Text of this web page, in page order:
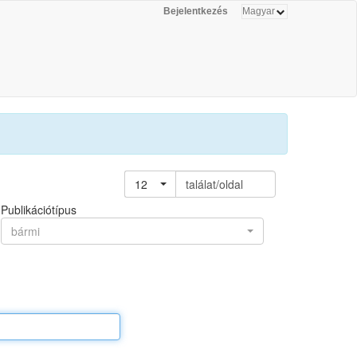
Bejelentkezés
12
találat/oldal
Publikációtípus
bármi